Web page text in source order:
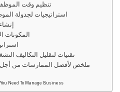
تنظيم وقت
استراتيجيات لجدولة
المكونات
تقنيات لتقليل التكاليف
ملخص لأفضل الممارسات من أجل
Need To Manage Business